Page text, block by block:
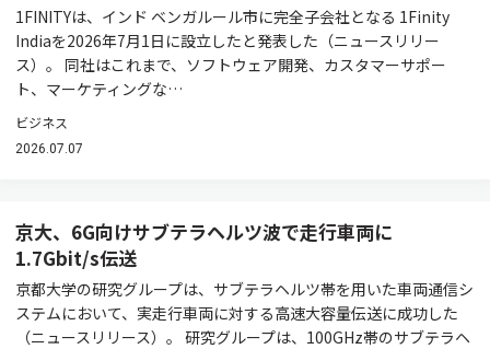
1FINITYは、インド ベンガルール市に完全子会社となる 1Finity
Indiaを2026年7月1日に設立したと発表した（ニュースリリー
ス）。 同社はこれまで、ソフトウェア開発、カスタマーサポー
ト、マーケティングな…
ビジネス
2026.07.07
京大、6G向けサブテラヘルツ波で走行車両に
1.7Gbit/s伝送
京都大学の研究グループは、サブテラヘルツ帯を用いた車両通信シ
ステムにおいて、実走行車両に対する高速大容量伝送に成功した
（ニュースリリース）。 研究グループは、100GHz帯のサブテラヘ